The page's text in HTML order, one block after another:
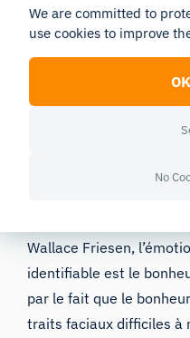
des technologies de
Quelle est
reconnaissable ?
sans aucun doute
Wallace Friesen,
identifiable est le
par le fait que le
traits faciaux difficiles à
We are committed to
use cookies to improve
No